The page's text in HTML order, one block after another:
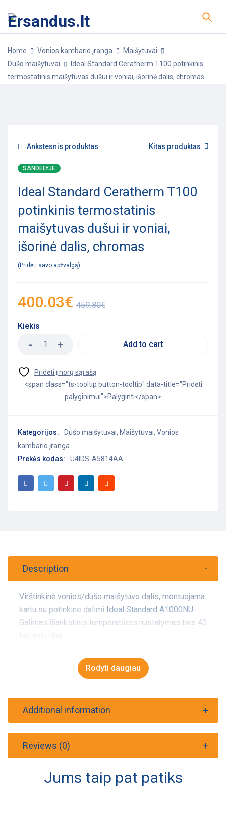
Home Vonios kambario įranga
Maišytuvai
Dušo maišytuvai
Ideal Standard Ceratherm T100 potinkinis
termostatinis maišytuvas dušui ir voniai, išorinė dalis, chromas
Ankstesnis produktas
Kitas produktas
SANDELYJE
Ideal Standard Ceratherm T100
potinkinis termostatinis
maišytuvas dušui ir voniai,
išorinė dalis, chromas
Pridėti savo apžvalgą
459.80€
400.03€
Kiekis
Add to cart
<span class="ts-tooltip button-tooltip" data-title="Pridėti
palyginimui">Palyginti</span>
Kategorijos: Dušo maišytuvai, Maišytuvai, Vonios
kambario įranga
Prekės kodas:
U4IDS-A5814AA
Description
Virštinkinė vonios/dušo maišytuvo dalis, montuojama
kartu su potinkine dalimi Ideal Standard A1000NU
Galimas išankstinis temperatūros nustatymas ties 40
Rodyti daugiau
Additional information
Reviews (0)
Jums taip pat patiks